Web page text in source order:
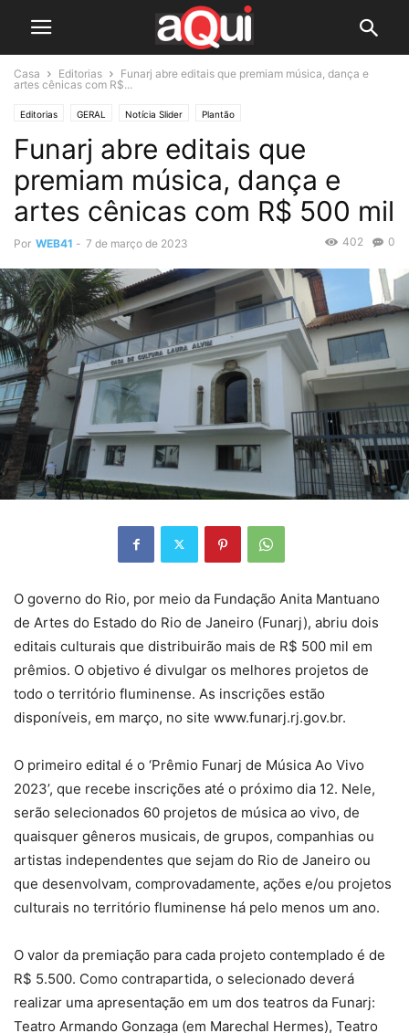
Casa Editorias
Funarj abre editais que premiam música, dança e
artes cênicas com R$...
Editorias GERAL Notícia Slider Plantão
Funarj abre editais que
premiam música, dança e
artes cênicas com R$ 500 mil
Por WEB41 - 7 de março de 2023 0
402
O governo do Rio, por meio da Fundação Anita Mantuano
de Artes do Estado do Rio de Janeiro (Funarj), abriu dois
editais culturais que distribuirão mais de R$ 500 mil em
prêmios. O objetivo é divulgar os melhores projetos de
todo o território fluminense. As inscrições estão
disponíveis, em março, no site www.funarj.rj.gov.br.
O primeiro edital é o ‘Prêmio Funarj de Música Ao Vivo
2023’, que recebe inscrições até o próximo dia 12. Nele,
serão selecionados 60 projetos de música ao vivo, de
quaisquer gêneros musicais, de grupos, companhias ou
artistas independentes que sejam do Rio de Janeiro ou
que desenvolvam, comprovadamente, ações e/ou projetos
culturais no território fluminense há pelo menos um ano.
O valor da premiação para cada projeto contemplado é de
R$ 5.500. Como contrapartida, o selecionado deverá
realizar uma apresentação em um dos teatros da Funarj:
Teatro Armando Gonzaga (em Marechal Hermes), Teatro